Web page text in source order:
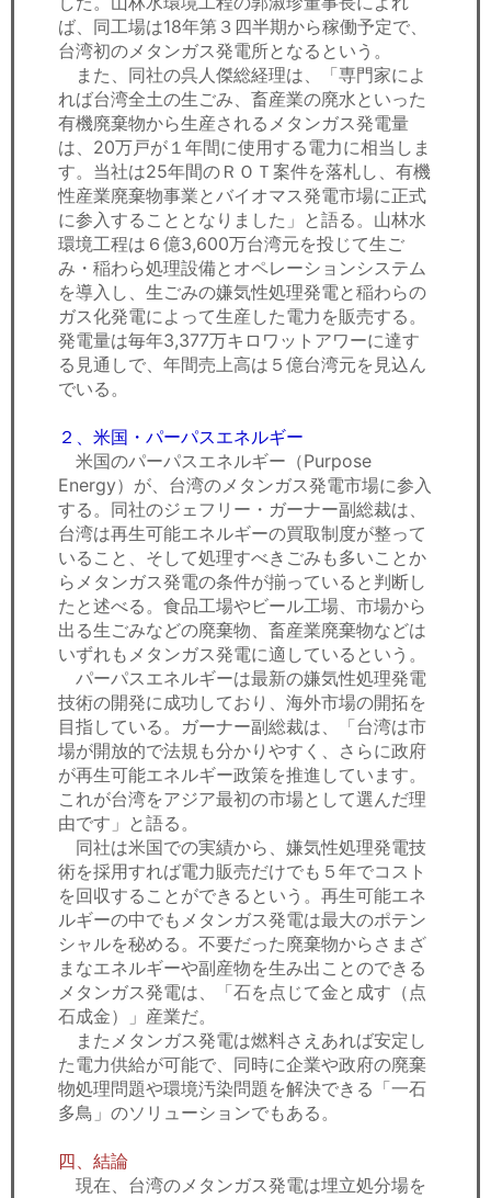
ば、同工場は18年第３四半期から稼働予定で、
台湾初のメタンガス発電所となるという。
また、同社の呉人傑総経理は、「専門家によ
れば台湾全土の生ごみ、畜産業の廃水といった
有機廃棄物から生産されるメタンガス発電量
は、20万戸が１年間に使用する電力に相当しま
す。当社は25年間のＲＯＴ案件を落札し、有機
性産業廃棄物事業とバイオマス発電市場に正式
に参入することとなりました」と語る。山林水
環境工程は６億3,600万台湾元を投じて生ご
み・稲わら処理設備とオペレーションシステム
を導入し、生ごみの嫌気性処理発電と稲わらの
ガス化発電によって生産した電力を販売する。
発電量は毎年3,377万キロワットアワーに達す
る見通しで、年間売上高は５億台湾元を見込ん
でいる。
２、米国・パーパスエネルギー
米国のパーパスエネルギー（Purpose
Energy）が、台湾のメタンガス発電市場に参入
する。同社のジェフリー・ガーナー副総裁は、
台湾は再生可能エネルギーの買取制度が整って
いること、そして処理すべきごみも多いことか
らメタンガス発電の条件が揃っていると判断し
たと述べる。食品工場やビール工場、市場から
出る生ごみなどの廃棄物、畜産業廃棄物などは
いずれもメタンガス発電に適しているという。
パーパスエネルギーは最新の嫌気性処理発電
技術の開発に成功しており、海外市場の開拓を
目指している。ガーナー副総裁は、「台湾は市
場が開放的で法規も分かりやすく、さらに政府
が再生可能エネルギー政策を推進しています。
これが台湾をアジア最初の市場として選んだ理
由です」と語る。
同社は米国での実績から、嫌気性処理発電技
術を採用すれば電力販売だけでも５年でコスト
を回収することができるという。再生可能エネ
ルギーの中でもメタンガス発電は最大のポテン
シャルを秘める。不要だった廃棄物からさまざ
まなエネルギーや副産物を生み出ことのできる
メタンガス発電は、「石を点じて金と成す（点
石成金）」産業だ。
またメタンガス発電は燃料さえあれば安定し
た電力供給が可能で、同時に企業や政府の廃棄
物処理問題や環境汚染問題を解決できる「一石
多鳥」のソリューションでもある。
四、結論
現在、台湾のメタンガス発電は埋立処分場を